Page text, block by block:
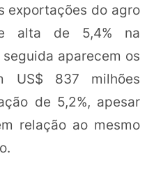
exportações do agro
alta de 5,4% na
aparecem os
US$ 837 milhões
de 5,2%, apesar
relação ao mesmo